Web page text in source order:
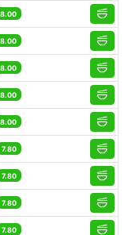
8.00
8.00
8.00
8.00
8.00
7.80
7.80
7.80
7.80